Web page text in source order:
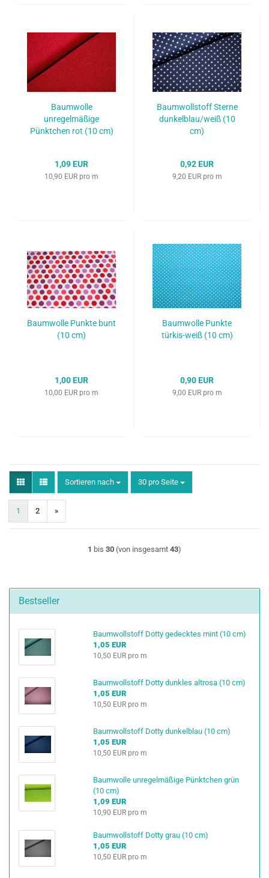
Baumwolle
unregelmäßige
Pünktchen rot (10 cm)
1,09 EUR
10,90 EUR pro m
Baumwollstoff Sterne
dunkelblau/weiß (10
cm)
0,92 EUR
9,20 EUR pro m
Baumwolle Punkte bunt
(10 cm)
1,00 EUR
10,00 EUR pro m
Baumwolle Punkte
türkis-weiß (10 cm)
0,90 EUR
9,00 EUR pro m
Sortieren nach
Sortieren nach 30 pro Seite
pro Seite
1 2 »
1 bis 30 (von insgesamt 43)
Bestseller
Baumwollstoff Dotty gedecktes mint (10 cm)
1,05 EUR
10,50 EUR pro m
Baumwollstoff Dotty dunkles altrosa (10 cm)
1,05 EUR
10,50 EUR pro m
Baumwollstoff Dotty dunkelblau (10 cm)
1,05 EUR
10,50 EUR pro m
Baumwolle unregelmäßige Pünktchen grün
(10 cm)
1,09 EUR
10,90 EUR pro m
Baumwollstoff Dotty grau (10 cm)
1,05 EUR
10,50 EUR pro m